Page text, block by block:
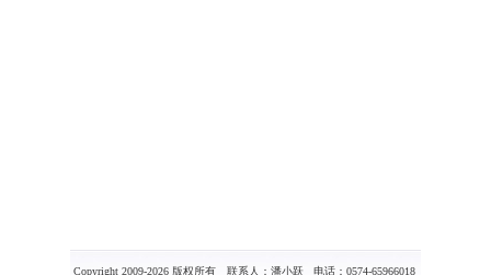
Copyright 2009-2026 版权所有 联系人：潘小跃 电话：0574-65966018